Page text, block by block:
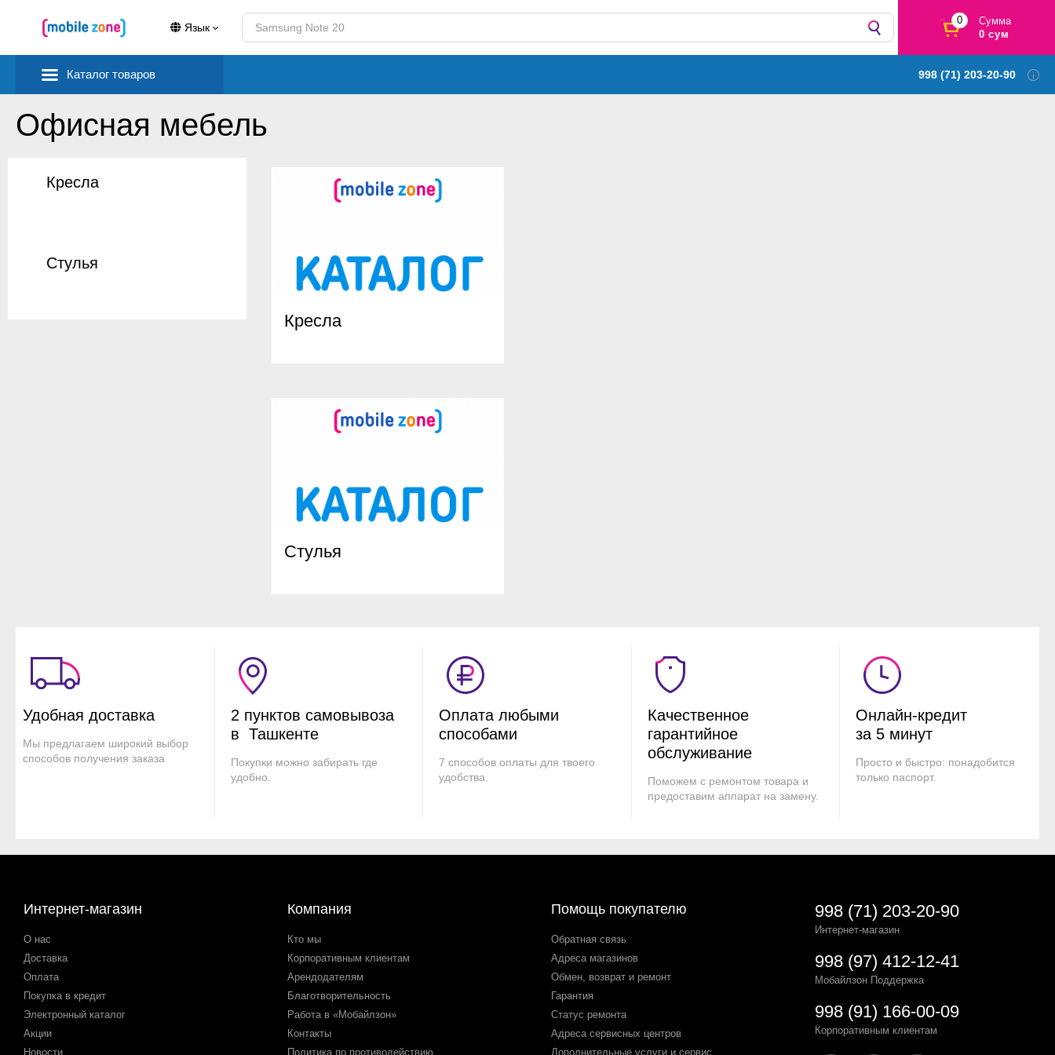
Язык
0
Сумма
0 сум
Каталог товаров 998 (71) 203-20-90
Офисная мебель
Кресла
Стулья
Кресла
Стулья
Удобная доставка
Мы предлагаем широкий выбор
способов получения заказа
2 пунктов самовывоза
в Ташкенте
Покупки можно забирать где
удобно.
Оплата любыми
способами
7 способов оплаты для твоего
удобства.
Качественное
гарантийное
обслуживание
Поможем с ремонтом товара и
предоставим аппарат на замену.
Онлайн-кредит
за 5 минут
Просто и быстро: понадобится
только паспорт.
Интернет-магазин
О нас
Доставка
Оплата
Покупка в кредит
Электронный каталог
Акции
Новости
Компания
Кто мы
Корпоративным клиентам
Арендодателям
Благотворительность
Работа в «Мобайлзон»
Контакты
Политика по противодействию
Помощь покупателю
Обратная связь
Адреса магазинов
Обмен, возврат и ремонт
Гарантия
Статус ремонта
Адреса сервисных центров
Дополнительные услуги и сервис
998 (71) 203-20-90
Интернет-магазин
998 (97) 412-12-41
Мобайлзон Поддержка
998 (91) 166-00-09
Корпоративным клиентам